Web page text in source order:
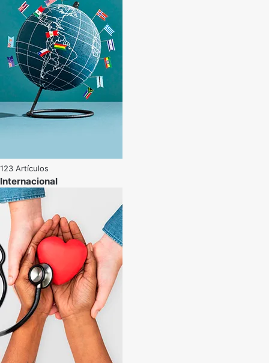
123 Artículos
Internacional